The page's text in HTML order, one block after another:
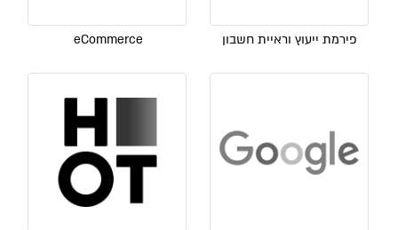
פירמת ייעוץ וראיית חשבון eCommerce